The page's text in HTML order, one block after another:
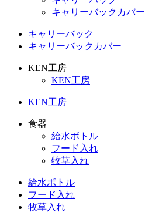
キャリーバックカバー
キャリーバック
キャリーバックカバー
KEN工房
KEN工房
KEN工房
食器
給水ボトル
フード入れ
牧草入れ
給水ボトル
フード入れ
牧草入れ